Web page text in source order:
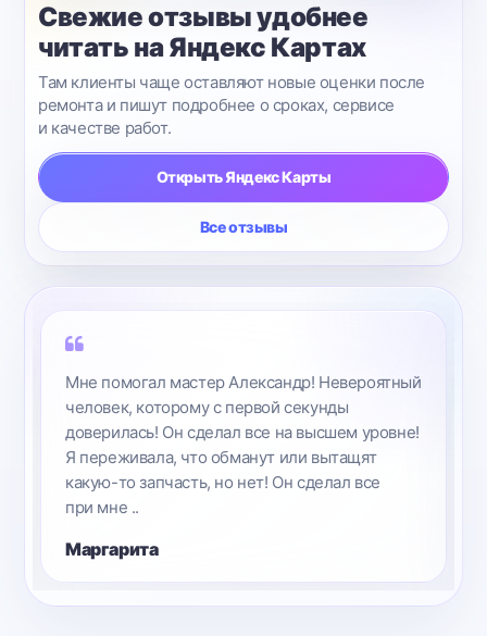
Свежие отзывы удобнее
читать на Яндекс Картах
Там клиенты чаще оставляют новые оценки после
ремонта и пишут подробнее о сроках, сервисе
и качестве работ.
Открыть Яндекс Карты
Все отзывы
Мне помогал мастер Александр! Невероятный
человек, которому с первой секунды
доверилась! Он сделал все на высшем уровне!
Я переживала, что обманут или вытащят
какую-то запчасть, но нет! Он сделал все
при мне ..
Маргарита